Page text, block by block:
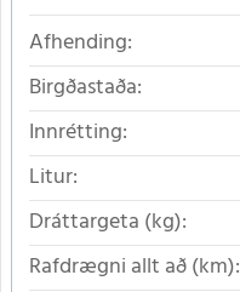
Afhending:
Birgðastaða:
Innrétting:
Litur:
Dráttargeta (kg):
Rafdrægni allt að (km):